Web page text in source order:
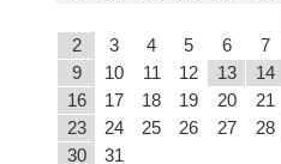
2
3 4 5 6 7
9
10 11 12 13 14
16
17 18 19 20 21
23
24 25 26 27 28
30
31